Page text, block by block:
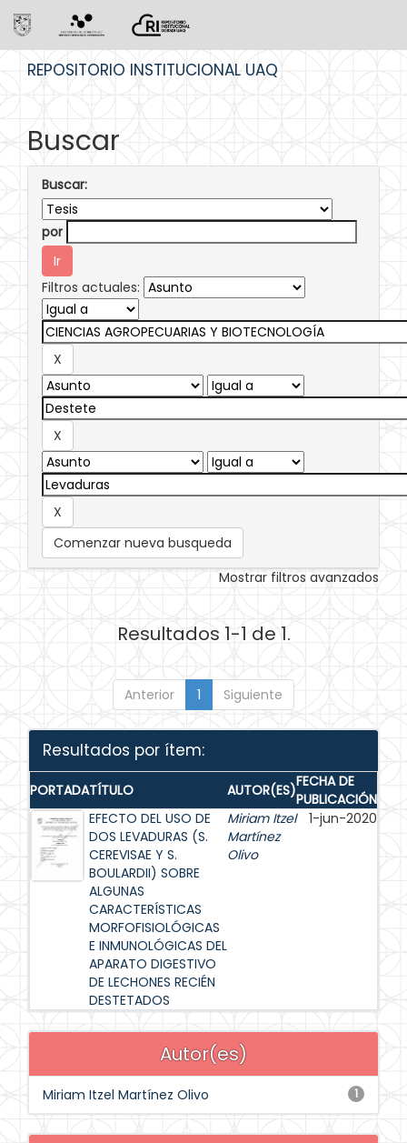
REPOSITORIO INSTITUCIONAL UAQ
Buscar
Buscar:
por
Filtros actuales:
Comenzar nueva busqueda
Mostrar filtros avanzados
Resultados 1-1 de 1.
Anterior 1 Siguiente
Resultados por ítem:
PORTADATÍTULO AUTOR(ES)FECHA DE
PUBLICACIÓN
EFECTO DEL USO DE
DOS LEVADURAS (S.
CEREVISAE Y S.
BOULARDII) SOBRE
ALGUNAS
CARACTERÍSTICAS
MORFOFISIOLÓGICAS
E INMUNOLÓGICAS DEL
APARATO DIGESTIVO
DE LECHONES RECIÉN
DESTETADOS
Miriam Itzel
Martínez
Olivo
1-jun-2020
Autor(es)
1
Miriam Itzel Martínez Olivo